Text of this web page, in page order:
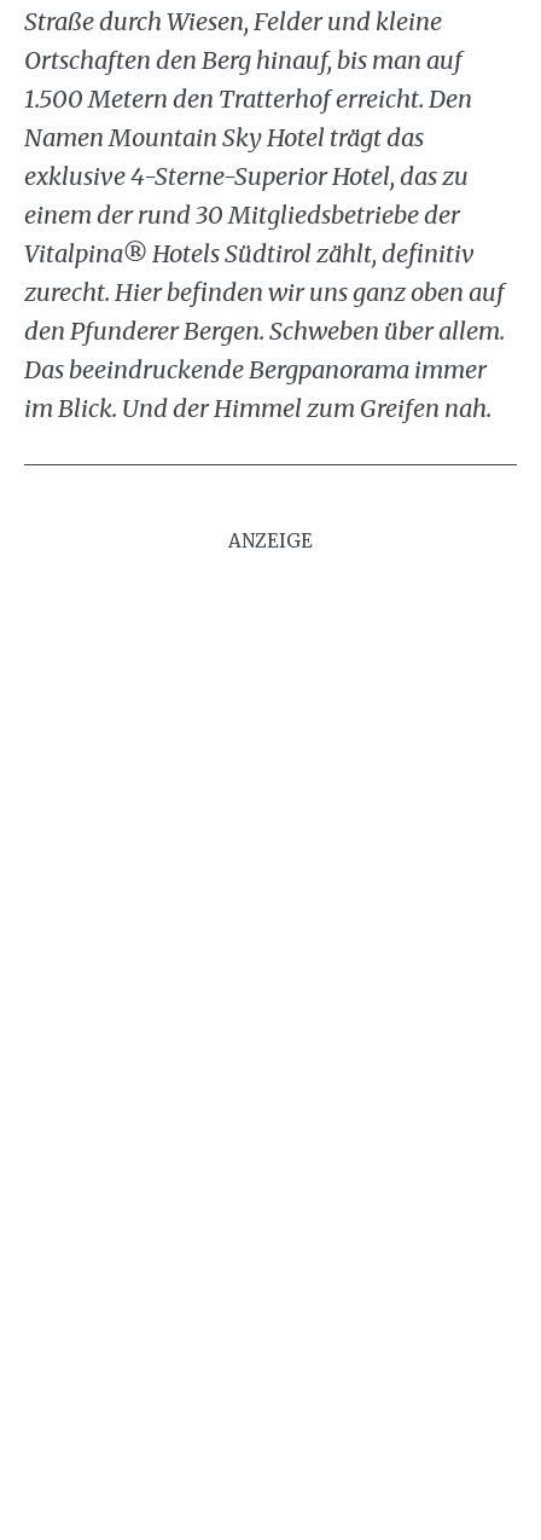
Straße durch Wiesen, Felder und kleine
Ortschaften den Berg hinauf, bis man auf
1.500 Metern den Tratterhof erreicht. Den
Namen Mountain Sky Hotel trägt das
exklusive 4-Sterne-Superior Hotel, das zu
einem der rund 30 Mitgliedsbetriebe der
Vitalpina® Hotels Südtirol zählt, definitiv
zurecht. Hier befinden wir uns ganz oben auf
den Pfunderer Bergen. Schweben über allem.
Das beeindruckende Bergpanorama immer
im Blick. Und der Himmel zum Greifen nah.
ANZEIGE